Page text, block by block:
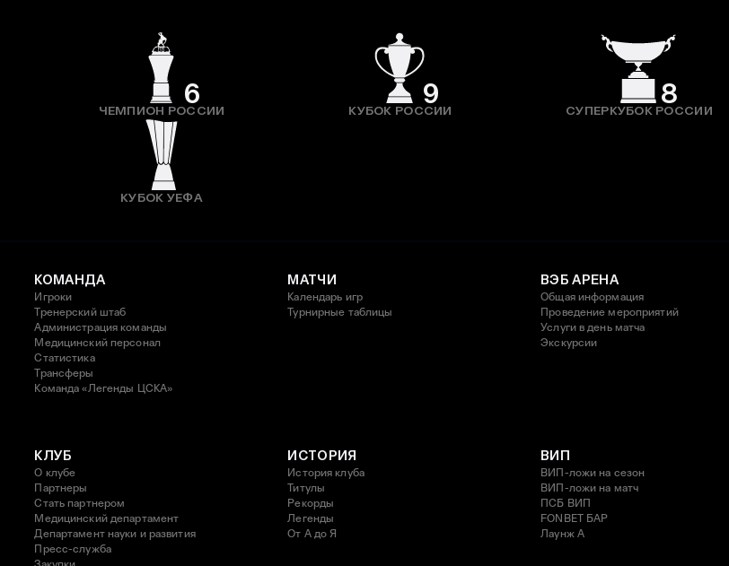
6
ЧЕМПИОН РОССИИ
9
КУБОК РОССИИ
8
СУПЕРКУБОК РОССИИ
КУБОК УЕФА
КОМАНДА
Игроки
Тренерский штаб
Администрация команды
Медицинский персонал
Статистика
Трансферы
Команда «Легенды ЦСКА»
МАТЧИ
Календарь игр
Турнирные таблицы
ВЭБ АРЕНА
Общая информация
Проведение мероприятий
Услуги в день матча
Экскурсии
КЛУБ
О клубе
Партнеры
Стать партнером
Медицинский департамент
Департамент науки и развития
Пресс-служба
ИСТОРИЯ
История клуба
Титулы
Рекорды
Легенды
От А до Я
ВИП
ВИП-ложи на сезон
ВИП-ложи на матч
ПСБ ВИП
FONBET БАР
Лаунж A